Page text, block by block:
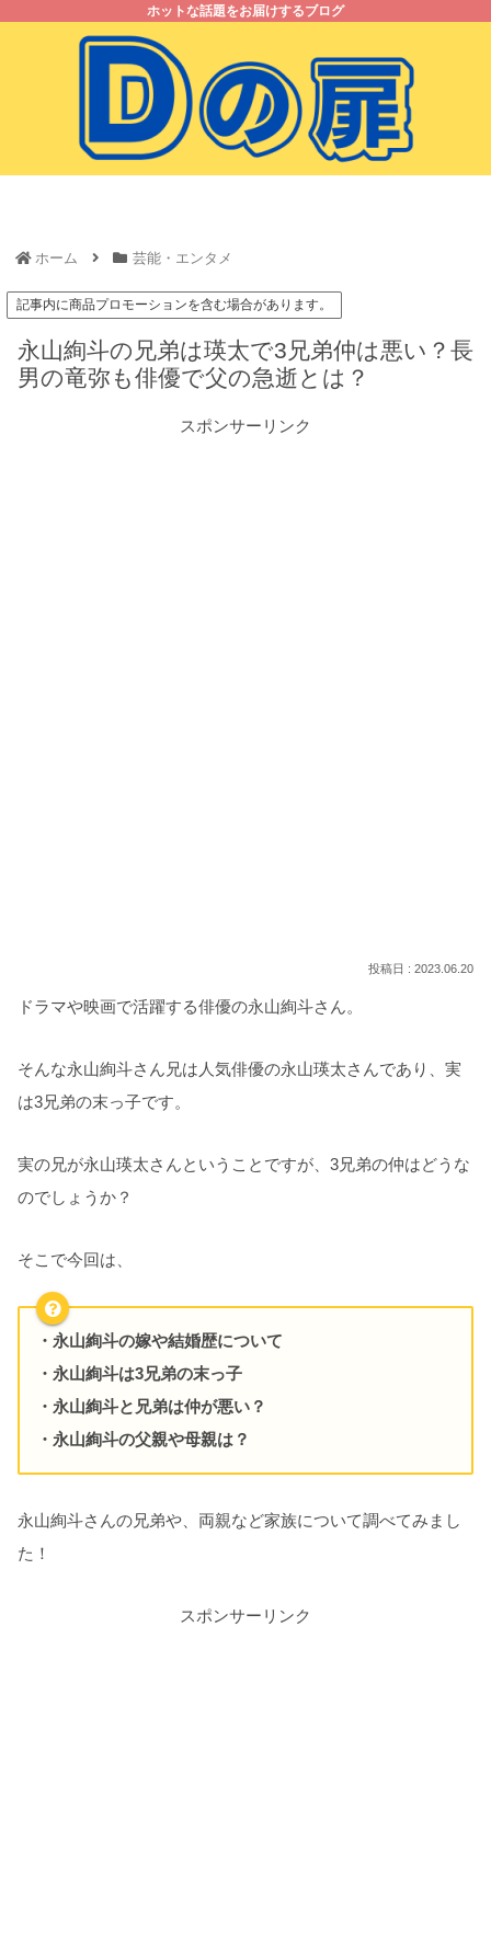
ホットな話題をお届けするブログ
ホーム 芸能・エンタメ
記事内に商品プロモーションを含む場合があります。
永山絢斗の兄弟は瑛太で3兄弟仲は悪い？長
男の竜弥も俳優で父の急逝とは？
スポンサーリンク
2023.06.20
ドラマや映画で活躍する俳優の永山絢斗さん。
そんな永山絢斗さん兄は人気俳優の永山瑛太さんであり、実
は3兄弟の末っ子です。
実の兄が永山瑛太さんということですが、3兄弟の仲はどうな
のでしょうか？
そこで今回は、
・永山絢斗の嫁や結婚歴について
・永山絢斗は3兄弟の末っ子
・永山絢斗と兄弟は仲が悪い？
・永山絢斗の父親や母親は？
永山絢斗さんの兄弟や、両親など家族について調べてみまし
た！
スポンサーリンク